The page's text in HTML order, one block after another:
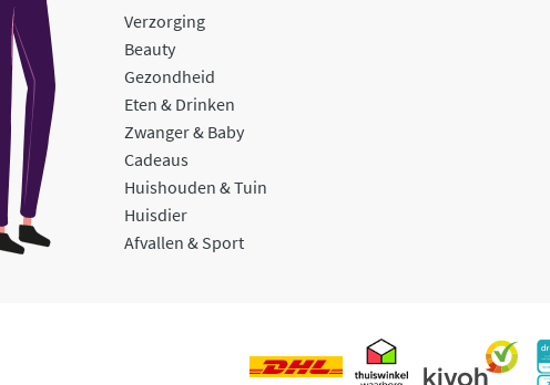
Verzorging
Beauty
Gezondheid
Eten & Drinken
Zwanger & Baby
Cadeaus
Huishouden & Tuin
Huisdier
Afvallen & Sport